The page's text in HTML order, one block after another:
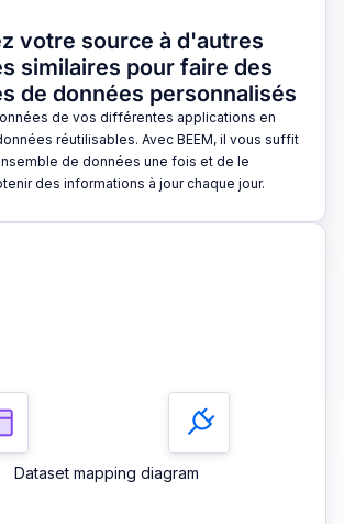
votre source à d'autres
similaires pour faire des
de données personnalisés
de vos différentes applications en
réutilisables. Avec BEEM, il vous suffit
de données une fois et de le
des informations à jour chaque jour.